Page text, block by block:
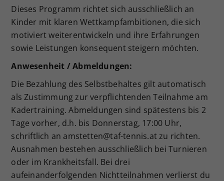
Dieses Programm richtet sich ausschließlich an
Kinder mit klaren Wettkampfambitionen, die sich
motiviert weiterentwickeln und ihre Erfahrungen
sowie Leistungen konsequent steigern möchten.
Anwesenheit / Abmeldungen:
Die Bezahlung des Selbstbehaltes gilt automatisch
als Zustimmung zur verpflichtenden Teilnahme am
Kadertraining. Abmeldungen sind spätestens bis 2
Tage vorher, d.h. bis Donnerstag, 17:00 Uhr,
schriftlich an amstetten@taf-tennis.at zu richten.
Ausnahmen bestehen ausschließlich bei Turnieren
oder im Krankheitsfall. Bei drei
aufeinanderfolgenden Nichtteilnahmen verlierst du